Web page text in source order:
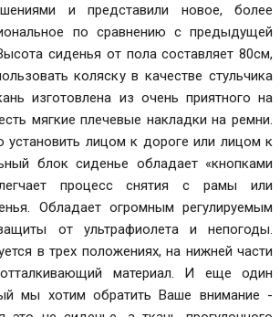
и представили новое, более
по сравнению с предыдущей
сиденья от пола составляет 80см,
коляску в качестве стульчика
изготовлена из очень приятного на
мягкие плечевые накладки на ремни.
установить лицом к дороге или лицом к
блок сиденье обладает «кнопками
процесс снятия с рамы или
Обладает огромным регулируемым
от ультрафиолета и непогоды.
в трех положениях, на нижней части
материал. И еще один
мы хотим обратить Ваше внимание -